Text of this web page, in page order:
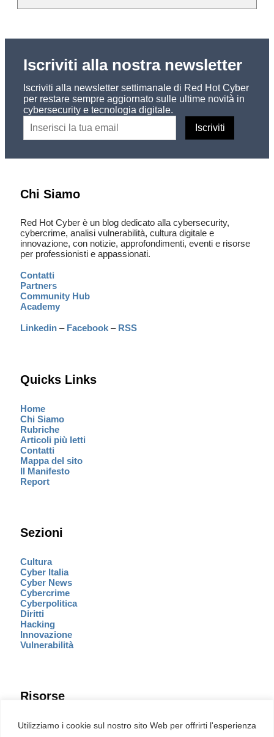
Utilizziamo i cookie sul nostro sito Web per offrirti l'esperienza
Iscriviti alla nostra newsletter
Iscriviti alla newsletter settimanale di Red Hot Cyber
per restare sempre aggiornato sulle ultime novità in
cybersecurity e tecnologia digitale.
Chi Siamo
Red Hot Cyber è un blog dedicato alla cybersecurity,
cybercrime, analisi vulnerabilità, cultura digitale e
innovazione, con notizie, approfondimenti, eventi e risorse
per professionisti e appassionati.
Contatti
Partners
Community Hub
Academy
Linkedin – Facebook – RSS
Quicks Links
Home
Chi Siamo
Rubriche
Articoli più letti
Contatti
Mappa del sito
Il Manifesto
Report
Sezioni
Cultura
Cyber Italia
Cyber News
Cybercrime
Cyberpolitica
Diritti
Hacking
Innovazione
Vulnerabilità
Risorse
Eventi